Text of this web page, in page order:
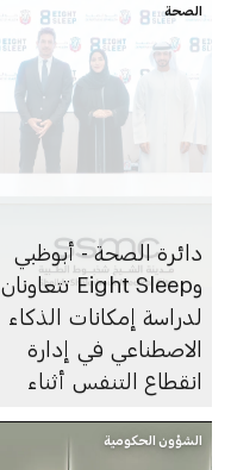
الصحة
دائرة الصحة - أبوظبي
وEight Sleep تتعاونان
لدراسة إمكانات الذكاء
الاصطناعي في إدارة
انقطاع التنفس أثناء
الشؤون الحكومية